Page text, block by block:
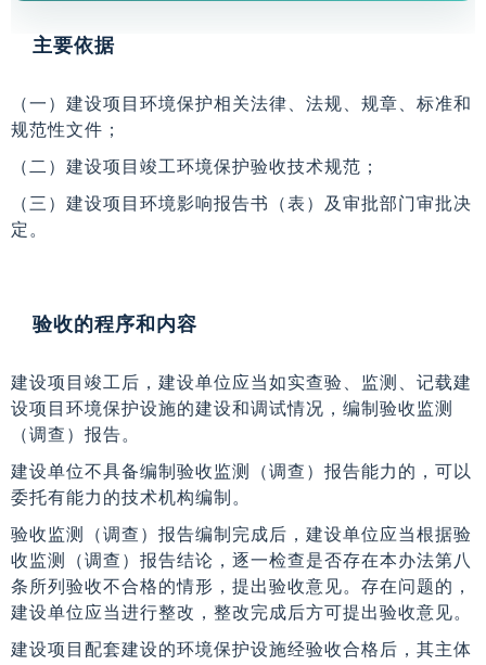
主要依据
（一）建设项目环境保护相关法律、法规、规章、标准和
规范性文件；
（二）建设项目竣工环境保护验收技术规范；
（三）建设项目环境影响报告书（表）及审批部门审批决
定。
验收的程序和内容
建设项目竣工后，建设单位应当如实查验、监测、记载建
设项目环境保护设施的建设和调试情况，编制验收监测
（调查）报告。
建设单位不具备编制验收监测（调查）报告能力的，可以
委托有能力的技术机构编制。
验收监测（调查）报告编制完成后，建设单位应当根据验
收监测（调查）报告结论，逐一检查是否存在本办法第八
条所列验收不合格的情形，提出验收意见。存在问题的，
建设单位应当进行整改，整改完成后方可提出验收意见。
建设项目配套建设的环境保护设施经验收合格后，其主体